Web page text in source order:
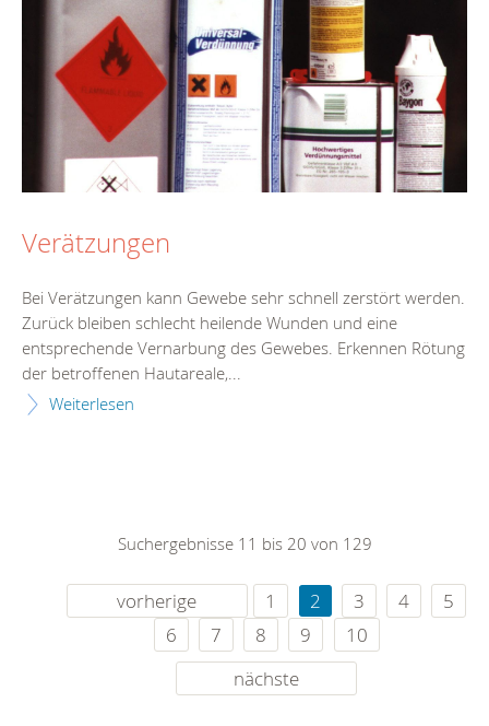
Verätzungen
Bei Verätzungen kann Gewebe sehr schnell zerstört werden.
Zurück bleiben schlecht heilende Wunden und eine
entsprechende Vernarbung des Gewebes. Erkennen Rötung
der betroffenen Hautareale,...
Weiterlesen
Suchergebnisse 11 bis 20 von 129
vorherige 1 2 3 4
5
6
7 8 9
10
nächste